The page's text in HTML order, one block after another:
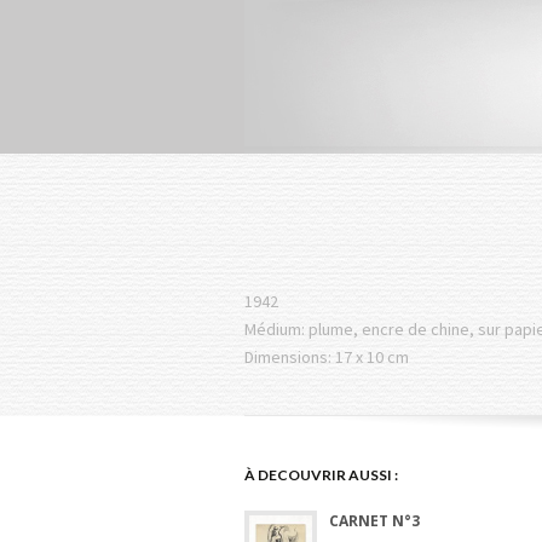
1942
Médium: plume, encre de chine, sur
Dimensions: 17 x 10 cm
À DECOUVRIR AUSSI :
CARNET N°3